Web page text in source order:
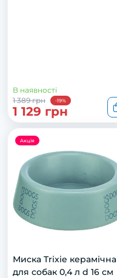
В наявності
1 389 грн
-19%
1 129 грн
Акція
Миска Trixie керамічна
для собак 0,4 л d 16 см